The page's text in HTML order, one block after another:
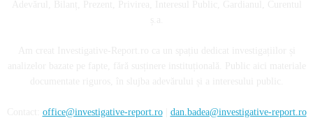
office@investigative-report.ro| dan.badea@investigative-report.ro